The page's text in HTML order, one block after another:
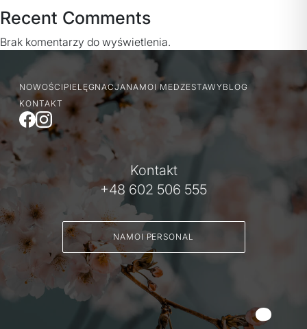
Recent Comments
Brak komentarzy do wyświetlenia.
NOWOŚCI PIELĘGNACJANAMOI MEDZESTAWYBLOG
KONTAKT
Kontakt
+48 602 506 555
NAMOI PERSONAL